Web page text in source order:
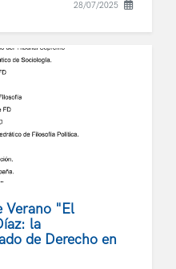
28/07/2025
Verano "El
la
de Derecho en